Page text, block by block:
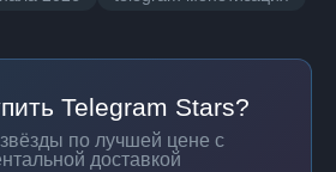
Telegram Stars?
по лучшей цене с
доставкой